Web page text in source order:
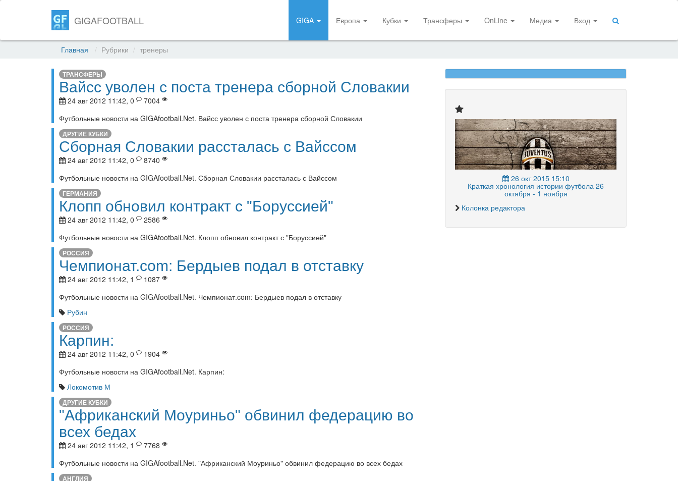
GIGAFOOTBALL GIGA Европа Кубки Трансферы OnLine Медиа Вход
Главная Рубрики тренеры
ТРАНСФЕРЫ
Вайсс уволен с поста тренера сборной Словакии
24 авг 2012 11:42, 0
7004
Футбольные новости на GIGAfootball.Net. Вайсс уволен с поста тренера сборной Словакии
ДРУГИЕ КУБКИ
Сборная Словакии рассталась с Вайссом
24 авг 2012 11:42, 0
8740
Футбольные новости на GIGAfootball.Net. Сборная Словакии рассталась с Вайссом
ГЕРМАНИЯ
Клопп обновил контракт с "Боруссией"
24 авг 2012 11:42, 0
2586
Футбольные новости на GIGAfootball.Net. Клопп обновил контракт с "Боруссией"
РОССИЯ
Чемпионат.com: Бердыев подал в отставку
24 авг 2012 11:42, 1
1087
Футбольные новости на GIGAfootball.Net. Чемпионат.com: Бердыев подал в отставку
Рубин
РОССИЯ
Карпин:
24 авг 2012 11:42, 0
1904
Футбольные новости на GIGAfootball.Net. Карпин:
Локомотив М
ДРУГИЕ КУБКИ
"Африканский Моуриньо" обвинил федерацию во
всех бедах
24 авг 2012 11:42, 1
7768
Футбольные новости на GIGAfootball.Net. "Африканский Моуриньо" обвинил федерацию во всех бедах
АНГЛИЯ
26 окт 2015 15:10
Краткая хронология истории футбола 26
октября - 1 ноября
Колонка редактора